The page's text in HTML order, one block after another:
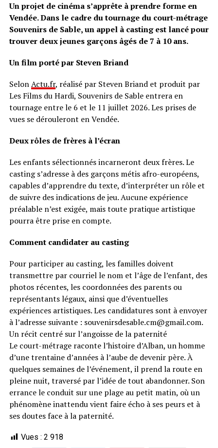
Un projet de cinéma s’apprête à prendre forme en
Vendée. Dans le cadre du tournage du court-métrage
Souvenirs de Sable, un appel à casting est lancé pour
trouver deux jeunes garçons âgés de 7 à 10 ans.
Un film porté par Steven Briand
SelonActu.fr, réalisé par Steven Briand et produit par
Les Films du Hardi, Souvenirs de Sable entrera en
tournage entre le 6 et le 11 juillet 2026. Les prises de
vues se dérouleront en Vendée.
Deux rôles de frères à l’écran
Les enfants sélectionnés incarneront deux frères. Le
casting s’adresse à des garçons métis afro-européens,
capables d’apprendre du texte, d’interpréter un rôle et
de suivre des indications de jeu. Aucune expérience
préalable n’est exigée, mais toute pratique artistique
pourra être prise en compte.
Comment candidater au casting
Pour participer au casting, les familles doivent
transmettre par courriel le nom et l’âge de l’enfant, des
photos récentes, les coordonnées des parents ou
représentants légaux, ainsi que d’éventuelles
expériences artistiques. Les candidatures sont à envoyer
à l’adresse suivante : souvenirsdesable.cm@gmail.com.
Un récit centré sur l’angoisse de la paternité
Le court-métrage raconte l’histoire d’Alban, un homme
d’une trentaine d’années à l’aube de devenir père. À
quelques semaines de l’événement, il prend la route en
pleine nuit, traversé par l’idée de tout abandonner. Son
errance le conduit sur une plage au petit matin, où un
phénomène inattendu vient faire écho à ses peurs et à
ses doutes face à la paternité.
Vues : 2 918